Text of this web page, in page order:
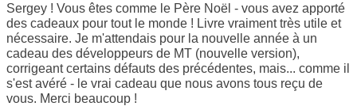
Sergey ! Vous êtes comme le Père Noël - vous avez apporté
des cadeaux pour tout le monde ! Livre vraiment très utile et
nécessaire. Je m'attendais pour la nouvelle année à un
cadeau des développeurs de MT (nouvelle version),
corrigeant certains défauts des précédentes, mais... comme il
s'est avéré - le vrai cadeau que nous avons tous reçu de
vous. Merci beaucoup !